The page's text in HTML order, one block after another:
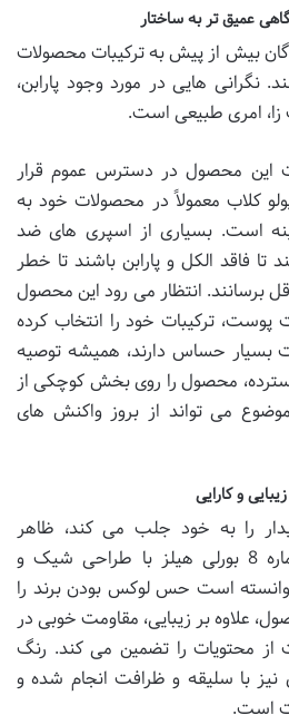
عمیق تر به ساختار
بیش از پیش به ترکیبات محصولات
نگرانی هایی در مورد وجود پارابن،
زا، امری طبیعی است.
این محصول در دسترس عموم قرار
پولو کلاب معمولاً در محصولات خود به
است. بسیاری از اسپری های ضد
فاقد الکل و پارابن باشند تا خطر
برسانند. انتظار می رود این محصول
پوست، ترکیبات خود را انتخاب کرده
بسیار حساس دارند، همیشه توصیه
محصول را روی بخش کوچکی از
می تواند از بروز واکنش های
و کارایی
را به خود جلب می کند، ظاهر
محصول است. اسپری شماره 8 بورلی هیلز با طراحی شیک و
است حس لوکس بودن برند را
علاوه بر زیبایی، مقاومت خوبی در
از محتویات را تضمین می کند. رنگ
با سلیقه و ظرافت انجام شده و
است.